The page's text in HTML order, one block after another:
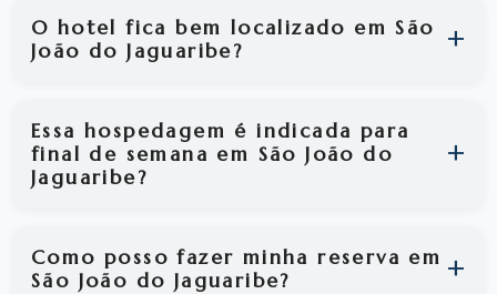
O hotel fica bem localizado em São
João do Jaguaribe?
Essa hospedagem é indicada para
final de semana em São João do
Jaguaribe?
Como posso fazer minha reserva em
São João do Jaguaribe?